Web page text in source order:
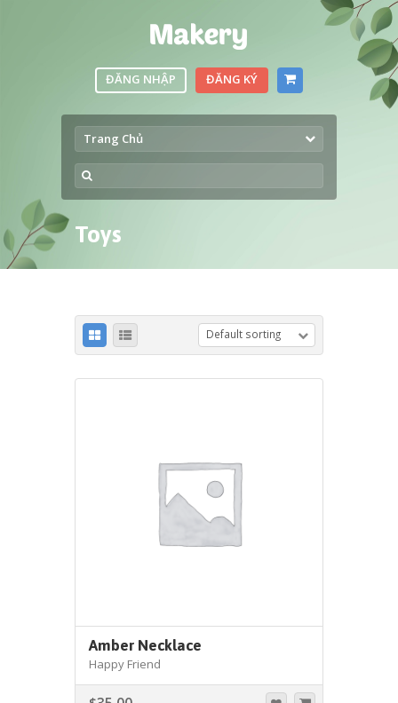
ĐĂNG NHẬP ĐĂNG KÝ
Trang Chủ
Toys
Default sorting
Amber Necklace
Happy Friend